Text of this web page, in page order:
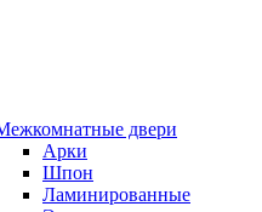
двери
Арки
Шпон
Ламинированные